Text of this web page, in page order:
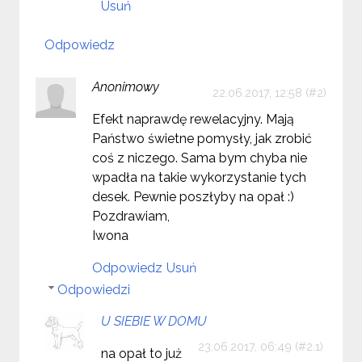
Usuń
Odpowiedz
Anonimowy 22.06.2017, 12:58
Efekt naprawdę rewelacyjny. Mają
Państwo świetne pomysły, jak zrobić
coś z niczego. Sama bym chyba nie
wpadła na takie wykorzystanie tych
desek. Pewnie poszłyby na opał :)
Pozdrawiam,
Iwona
Odpowiedz Usuń
Odpowiedzi
U SIEBIE W DOMU
23.06.2017, 06:49
na opał to już